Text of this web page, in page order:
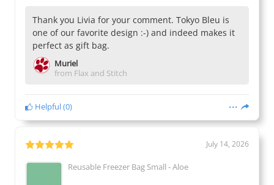
Thank you Livia for your comment. Tokyo Bleu is
one of our favorite design :-) and indeed makes it
perfect as gift bag.
Muriel
from Flax and Stitch
Helpful(0)
July 14, 2026
Reusable Freezer Bag Small - Aloe